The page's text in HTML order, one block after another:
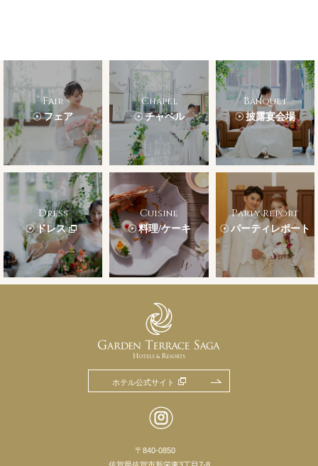
Fair
フェア
Chapel
チャペル
Banquet
披露宴会場
Dress
ドレス
Cuisine
料理/ケーキ
Party Report
パーティレポート
〒840-0850
ホテル公式サイト